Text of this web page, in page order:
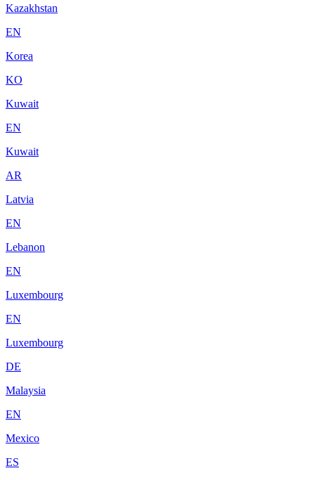
Kazakhstan
EN
Korea
KO
Kuwait
EN
Kuwait
AR
Latvia
EN
Lebanon
EN
Luxembourg
EN
Luxembourg
DE
Malaysia
EN
Mexico
ES